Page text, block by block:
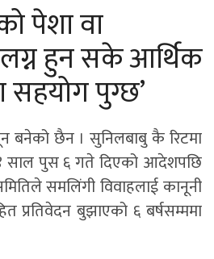
पेशा वा
हुन सके आर्थिक
पुग्छ’
बनेको छैन । सुनिलबाबु कै रिटमा
साल पुस ६ गते दिएको आदेशपछि
समलिंगी विवाहलाई कानूनी
प्रतिवेदन बुझाएको ६ बर्षसम्ममा